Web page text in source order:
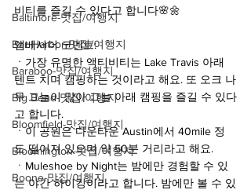
Baltimore-맛집/여행지
Bar Harbor-맛집/여행지
Baraboo-맛집/여행지
Big Bend-맛집/여행지
Bloomfield-맛집/여행지
Bloomington-맛집/여행지
Boone-맛집/여행지
비티를 즐길 수 있다고 합니다🌸🌼
앰베서더 코멘트:
ㆍ가장 유명한 액티비티는 Lake Travis 아래
텐트 치며 캠핑하는 것이라고 해요. 또 오크 나
무 그늘이 많아 그늘 아래 캠핑을 즐길 수 있다
고 합니다.
ㆍ이 공원은 다운타운 Austin에서 40mile 정
도 떨어져 있으며 약 50분 거리라고 해요.
ㆍMuleshoe by Night는 밤에만 경험할 수 있
는 야간 하이킹이라고 합니다. 밤에만 볼 수 있